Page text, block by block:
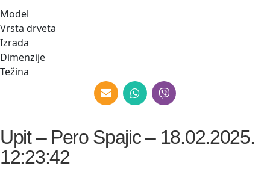
Model
Vrsta drveta
Izrada
Dimenzije
Težina
Upit – Pero Spajic – 18.02.2025.
12:23:42